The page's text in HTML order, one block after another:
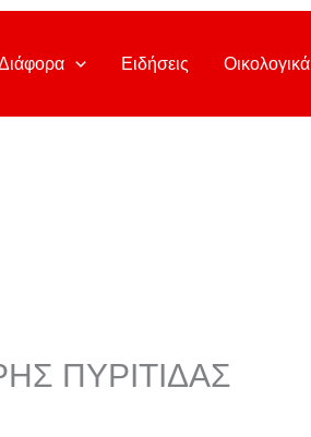
Ειδήσεις Οικολογικά
ΠΥΡΙΤΙΔΑΣ